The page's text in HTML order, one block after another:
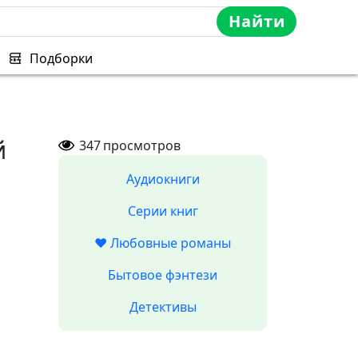
Найти
Подборки
347просмотров
Аудиокниги
Серии книг
❤️ Любовные романы
Бытовое фэнтези
Детективы